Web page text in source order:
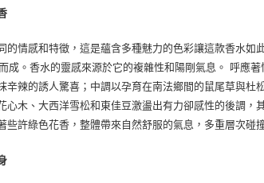
的情感和特徵，這是蘊含多種魅力的色彩讓這款香水
成。香水的靈感來源於它的複雜性和陽剛氣息。 呼應
辛辣的誘人驚喜；中調以孕育在南法鄉間的鼠尾草與
心木、大西洋雪松和東佳豆激盪出有力卻感性的後調
些許綠色花香，整體帶來自然舒服的氣息，多重層次碰